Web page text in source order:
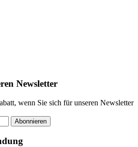
Newsletter
wenn Sie sich für unseren Newsletter
Abonnieren